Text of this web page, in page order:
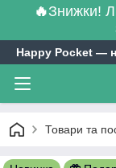
🔥Знижки!
Happy Pocket ―
Товари та